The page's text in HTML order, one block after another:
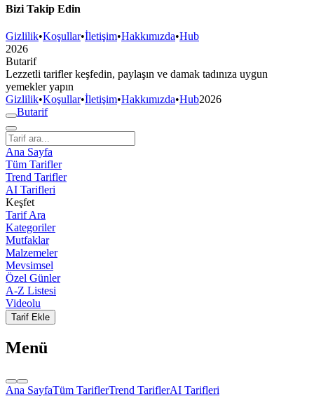
Bizi Takip Edin
Gizlilik•Koşullar•İletişim•Hakkımızda•Hub
2026
Butarif
Lezzetli tarifler keşfedin, paylaşın ve damak tadınıza uygun
yemekler yapın
Gizlilik•Koşullar•İletişim•Hakkımızda•Hub2026
Butarif
Ana Sayfa
Tüm Tarifler
Trend Tarifler
AI Tarifleri
Keşfet
Tarif Ara
Kategoriler
Mutfaklar
Malzemeler
Mevsimsel
Özel Günler
A-Z Listesi
Videolu
Tarif Ekle
Menü
Ana SayfaTüm TariflerTrend TariflerAI Tarifleri